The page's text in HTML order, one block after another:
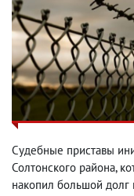
Судебные приставы
Солтонского района,
накопил большой долг